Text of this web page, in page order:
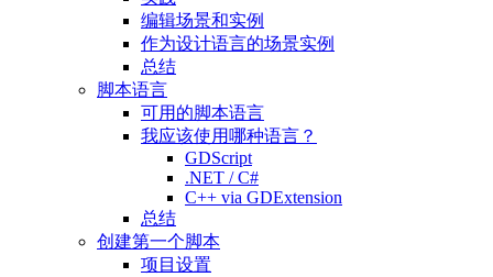
编辑场景和实例
作为设计语言的场景实例
总结
脚本语言
可用的脚本语言
我应该使用哪种语言？
GDScript
.NET / C#
C++ via GDExtension
总结
创建第一个脚本
项目设置